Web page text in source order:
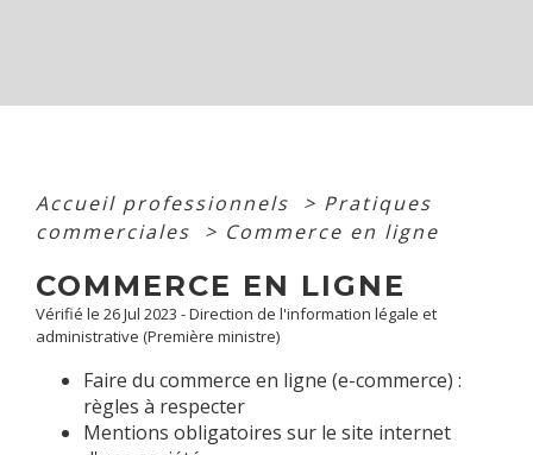
Accueil professionnels > Pratiques
commerciales
> Commerce en ligne
COMMERCE EN LIGNE
Vérifié le 26 Jul 2023 - Direction de l'information légale et
administrative (Première ministre)
Faire du commerce en ligne (e-commerce) :
règles à respecter
Mentions obligatoires sur le site internet